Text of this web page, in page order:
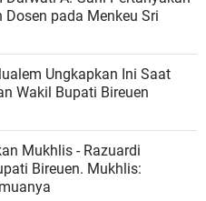
Dosen pada Menkeu Sri
Ungkapkan Ini Saat
Wakil Bupati Bireuen
Mukhlis - Razuardi
Bireuen. Mukhlis: